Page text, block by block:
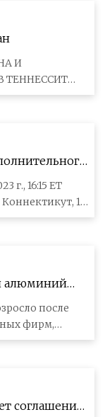
И
ТЕННЕССИТ
Департамент
г., 16:15 ET
16
алюминий
после
фирм,
соглашение